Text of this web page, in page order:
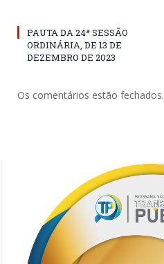
PAUTA DA 24ª SESSÃO
ORDINÁRIA, DE 13 DE
DEZEMBRO DE 2023
Os comentários estão fechados.